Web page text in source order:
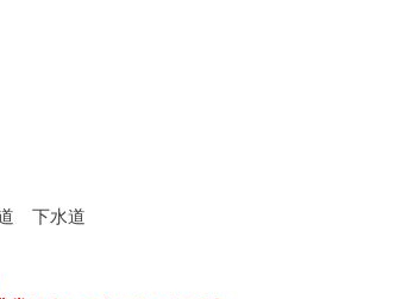
下水道